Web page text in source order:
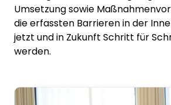
Umsetzung sowie
die erfassten Barrieren in der
jetzt und in Zukunft Schritt für
werden.